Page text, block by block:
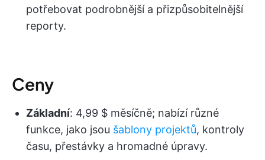
potřebovat podrobnější a přizpůsobitelnější
reporty.
Ceny
Základní: 4,99 $ měsíčně; nabízí různé
funkce, jako jsou šablony projektů, kontroly
času, přestávky a hromadné úpravy.